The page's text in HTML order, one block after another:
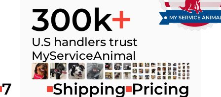
300k
U.S handlers trust
MyServiceAnimal
7
Shipping Pricing